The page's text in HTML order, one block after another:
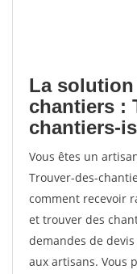
La
chantiers :
chantiers-
Vous êtes un
Trouver-des-
comment recevoir
et trouver des
demandes de
aux artisans. Vous